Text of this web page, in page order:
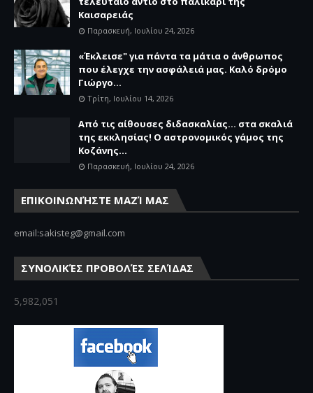
Καισαρειάς
Παρασκευή, Ιουλίου 24, 2026
«Έκλεισε" για πάντα τα μάτια ο άνθρωπος
που έλεγχε την ασφάλειά μας. Καλό δρόμο
Γιώργο...
Τρίτη, Ιουλίου 14, 2026
Από τις αίθουσες διδασκαλίας… στα σκαλιά
της εκκλησίας! Ο αστρονομικός γάμος της
Κοζάνης...
Παρασκευή, Ιουλίου 24, 2026
ΕΠΙΚΟΙΝΩΝΉΣΤΕ ΜΑΖΊ ΜΑΣ
email:sakisteg@gmail.com
ΣΥΝΟΛΙΚΈΣ ΠΡΟΒΟΛΈΣ ΣΕΛΊΔΑΣ
5,982,051